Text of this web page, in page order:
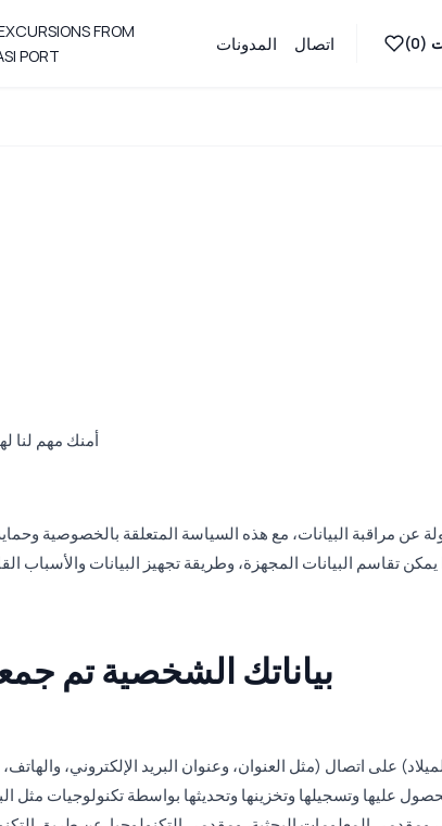
FROM
PORT
المدونات اتصال (
0
)
أمنك مهم لنا
عن مراقبة البيانات، مع هذه السياسة المتعلقة بالخصوصية
بياناتك الشخصية تم
على اتصال (مثل العنوان، وعنوان البريد الإلكتروني،
عليها وتسجيلها وتخزينها وتحديثها بواسطة تكنولوجيات مثل